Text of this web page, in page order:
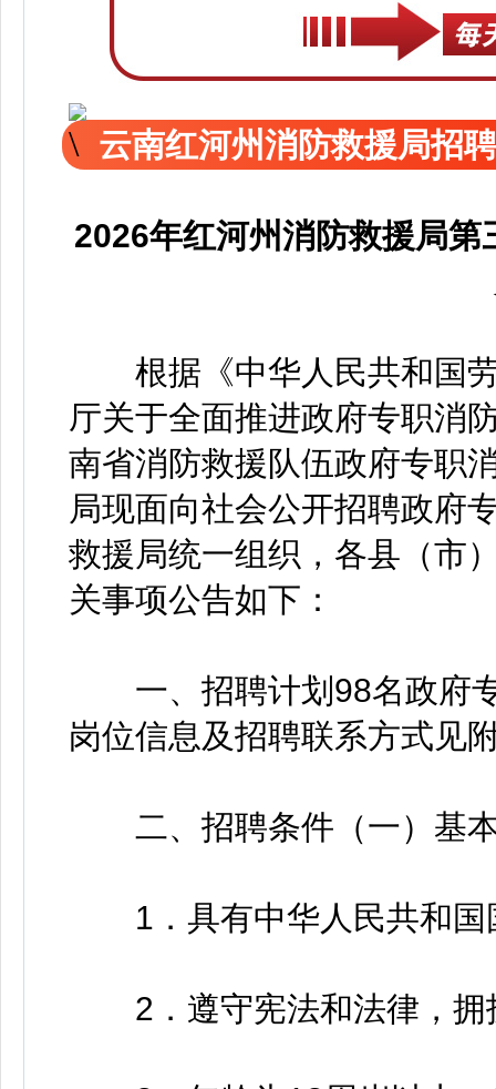
云南红河州消防救援局招
2026年红河州消防救援局
根据《中华人民共和国劳
厅关于全面推进政府专职消
南省消防救援队伍政府专职
局现面向社会公开招聘政府
救援局统一组织，各县（市
关事项公告如下：
一、招聘计划98名政府专
岗位信息及招聘联系方式见
二、招聘条件（一）基
1．具有中华人民共和国
2．遵守宪法和法律，拥